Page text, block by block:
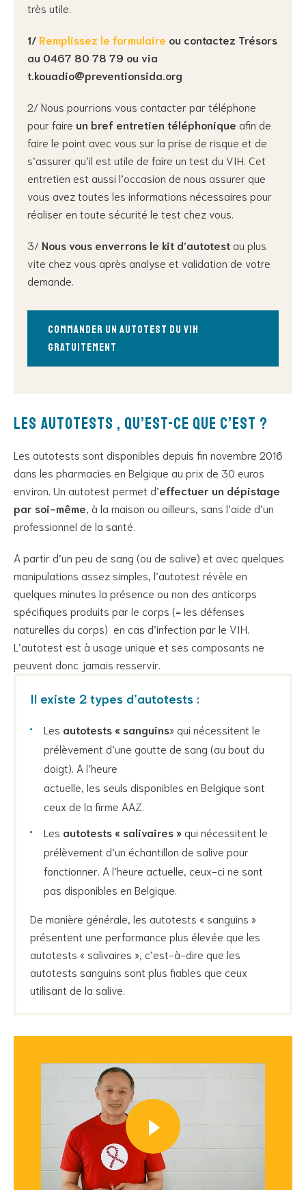
très utile.
1/Remplissez le formulaire ou contactez Trésors
au 0467 80 78 79 ou via
t.kouadio@preventionsida.org
2/ Nous pourrions vous contacter par téléphone
pour faire un bref entretien téléphonique afin de
faire le point avec vous sur la prise de risque et de
s’assurer qu’il est utile de faire un test du VIH. Cet
entretien est aussi l’occasion de nous assurer que
vous avez toutes les informations nécessaires pour
réaliser en toute sécurité le test chez vous.
3/ Nous vous enverrons le kit d’autotest au plus
vite chez vous après analyse et validation de votre
demande.
commander un autotest du VIH
gratuitement
Les autotests , qu’est-ce que c’est ?
Les autotests sont disponibles depuis fin novembre 2016
dans les pharmacies en Belgique au prix de 30 euros
environ. Un autotest permet d’effectuer un dépistage
par soi-même , à la maison ou ailleurs, sans l’aide d’un
professionnel de la santé.
A partir d’un peu de sang (ou de salive) et avec quelques
manipulations assez simples, l’autotest révèle en
quelques minutes la présence ou non des anticorps
spécifiques produits par le corps (= les défenses
naturelles du corps) en cas d’infection par le VIH.
L’autotest est à usage unique et ses composants ne
peuvent donc jamais resservir.
Il existe 2 types d’autotests :
Les autotests « sanguins» qui nécessitent le
prélèvement d’une goutte de sang (au bout du
doigt). A l’heure
actuelle, les seuls disponibles en Belgique sont
ceux de la firme AAZ.
Les autotests « salivaires » qui nécessitent le
prélèvement d’un échantillon de salive pour
fonctionner. A l’heure actuelle, ceux-ci ne sont
pas disponibles en Belgique.
De manière générale, les autotests « sanguins »
présentent une performance plus élevée que les
autotests « salivaires », c’est-à-dire que les
autotests sanguins sont plus fiables que ceux
utilisant de la salive.